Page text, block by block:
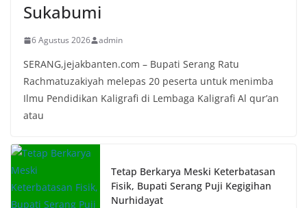
Sukabumi
6 Agustus 2026 admin
SERANG,jejakbanten.com – Bupati Serang Ratu
Rachmatuzakiyah melepas 20 peserta untuk menimba
Ilmu Pendidikan Kaligrafi di Lembaga Kaligrafi Al qur’an
atau
Tetap Berkarya Meski Keterbatasan
Fisik, Bupati Serang Puji Kegigihan
Nurhidayat